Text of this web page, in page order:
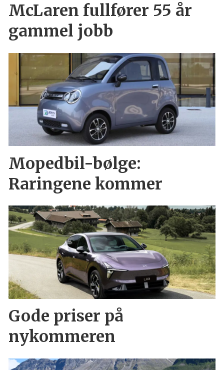
McLaren fullfører 55 år
gammel jobb
Mopedbil-bølge:
Raringene kommer
Gode priser på
nykommeren